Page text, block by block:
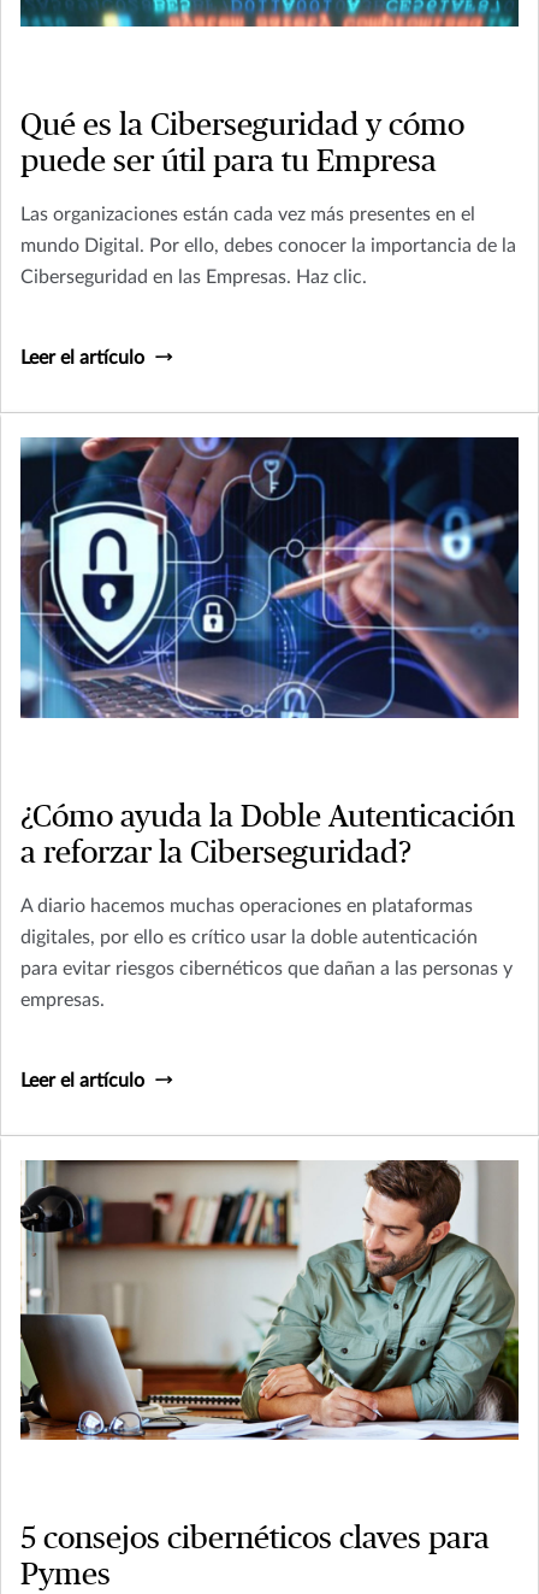
Qué es la Ciberseguridad y cómo
puede ser útil para tu Empresa
Las organizaciones están cada vez más presentes en el
mundo Digital. Por ello, debes conocer la importancia de la
Ciberseguridad en las Empresas. Haz clic.
Leer el artículo
¿Cómo ayuda la Doble Autenticación
a reforzar la Ciberseguridad?
A diario hacemos muchas operaciones en plataformas
digitales, por ello es crítico usar la doble autenticación
para evitar riesgos cibernéticos que dañan a las personas y
empresas.
Leer el artículo
5 consejos cibernéticos claves para
Pymes